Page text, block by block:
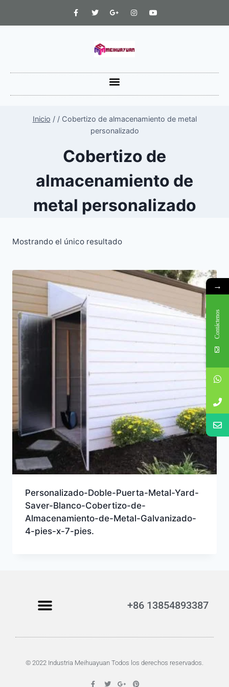
Inicio / / Cobertizo de almacenamiento de metal
personalizado
Cobertizo de
almacenamiento de
metal personalizado
Mostrando el único resultado
Personalizado-Doble-Puerta-Metal-Yard-
Saver-Blanco-Cobertizo-de-
Almacenamiento-de-Metal-Galvanizado-
4-pies-x-7-pies.
+86 13854893387
© 2022 Industria Meihuayuan Todos los derechos reservados.
→
Contáctenos